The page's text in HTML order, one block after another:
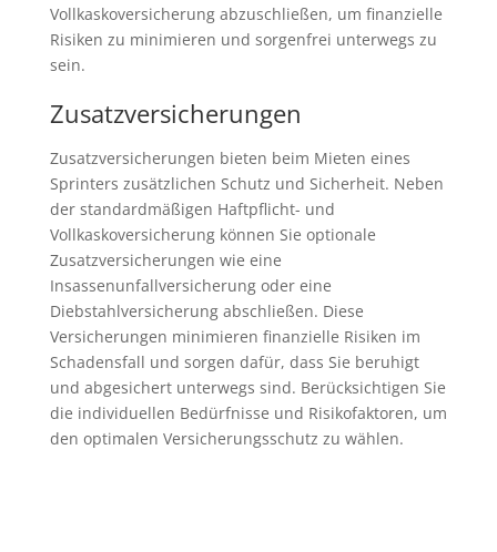
Vollkaskoversicherung abzuschließen, um finanzielle
Risiken zu minimieren und sorgenfrei unterwegs zu
sein.
Zusatzversicherungen
Zusatzversicherungen bieten beim Mieten eines
Sprinters zusätzlichen Schutz und Sicherheit. Neben
der standardmäßigen Haftpflicht- und
Vollkaskoversicherung können Sie optionale
Zusatzversicherungen wie eine
Insassenunfallversicherung oder eine
Diebstahlversicherung abschließen. Diese
Versicherungen minimieren finanzielle Risiken im
Schadensfall und sorgen dafür, dass Sie beruhigt
und abgesichert unterwegs sind. Berücksichtigen Sie
die individuellen Bedürfnisse und Risikofaktoren, um
den optimalen Versicherungsschutz zu wählen.